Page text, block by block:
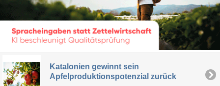
Katalonien gewinnt sein
Apfelproduktionspotenzial zurück